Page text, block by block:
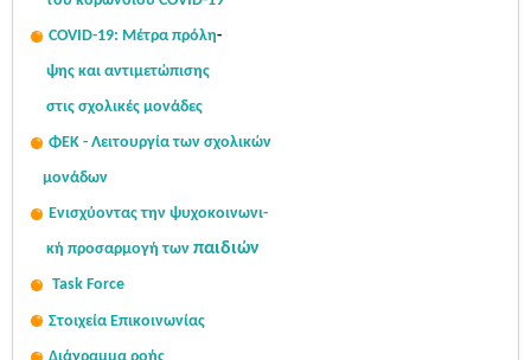
COVID-19: Μέτρα πρόλη-
ψης και αντιμετώπισης
στις σχολικές μονάδες
ΦΕΚ - Λειτουργία των σχολικών
μονάδων
Ενισχύοντας την ψυχοκοινωνι-
κή προσαρμογή των παιδιών
Task Force
Στοιχεία Επικοινωνίας